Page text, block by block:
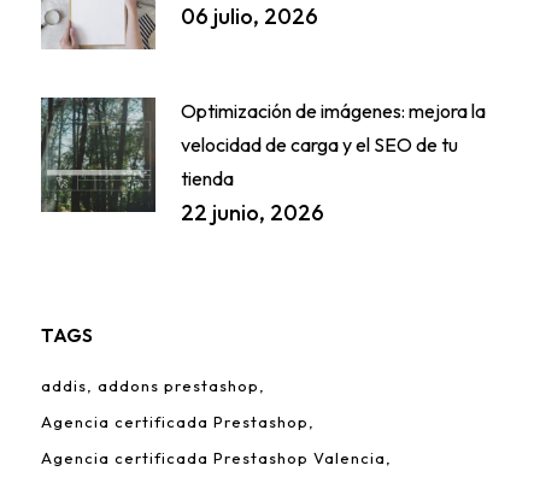
06 julio, 2026
Optimización de imágenes: mejora la
velocidad de carga y el SEO de tu
tienda
22 junio, 2026
TAGS
addis
addons prestashop
Agencia certificada Prestashop
Agencia certificada Prestashop Valencia